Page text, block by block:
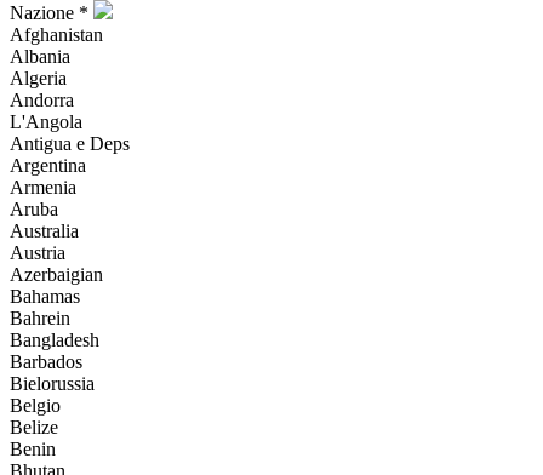
Nazione *
Afghanistan
Albania
Algeria
Andorra
L'Angola
Antigua e Deps
Argentina
Armenia
Aruba
Australia
Austria
Azerbaigian
Bahamas
Bahrein
Bangladesh
Barbados
Bielorussia
Belgio
Belize
Benin
Bhutan